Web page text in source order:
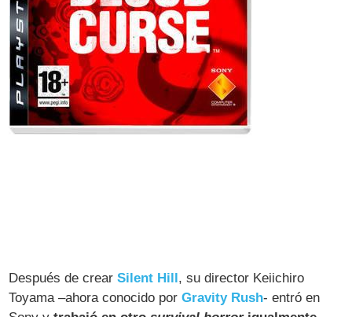
Después de crearSilent Hill, su director Keiichiro
Toyama –ahora conocido porGravity Rush- entró en